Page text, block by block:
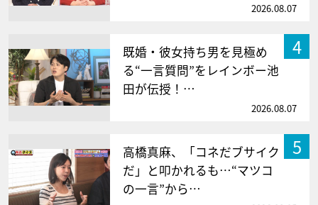
2026.08.07
4
既婚・彼女持ち男を見極め
る“一言質問”をレインボー池
田が伝授！…
2026.08.07
5
高橋真麻、「コネだブサイク
だ」と叩かれるも…“マツコ
の一言”から…